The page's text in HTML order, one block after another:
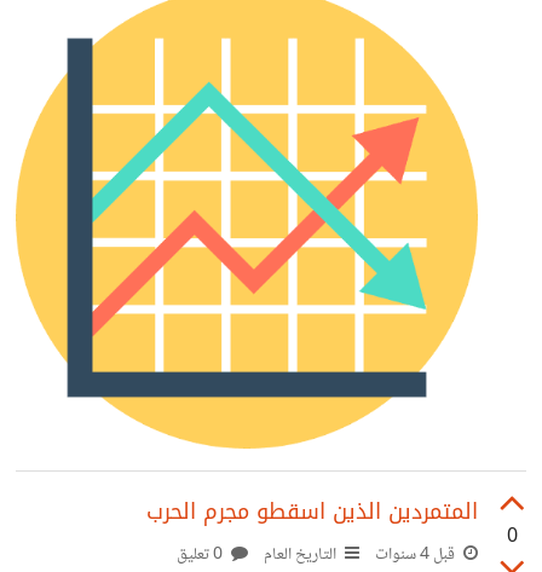
لكن السبب الحقيقي لما أصبح يعرف بحدث كارينغتون كان
عاصفة شمسية الأكبر على الإطلاق. العواصف الشمسية هي
0
المتمردين الذين اسقطو مجرم الحرب
قبل 4 سنوات التاريخ العام